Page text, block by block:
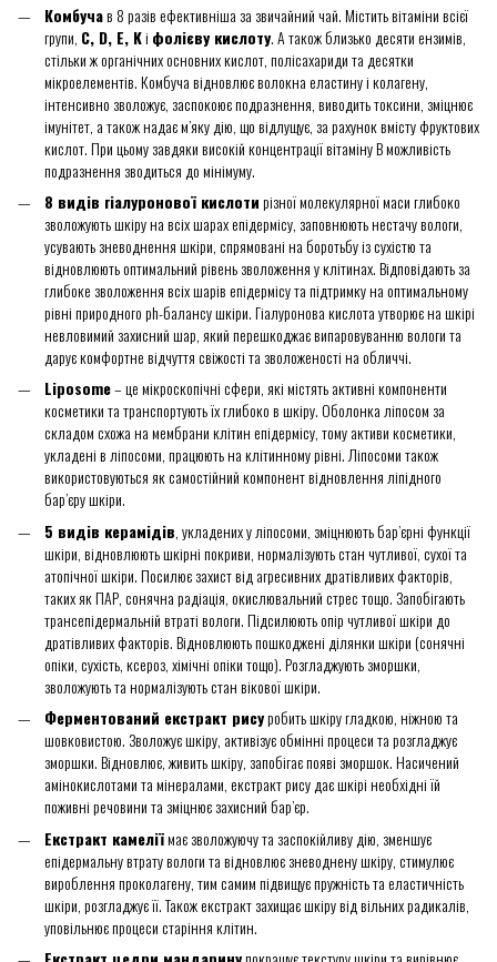
Комбучав 8 разів ефективніша за звичайний чай. Містить вітаміни всієї
групи, С, D, E, Kі фолієву кислоту. А також близько десяти ензимів,
стільки ж органічних основних кислот, полісахариди та десятки
мікроелементів. Комбуча відновлює волокна еластину і колагену,
інтенсивно зволожує, заспокоює подразнення, виводить токсини, зміцнює
імунітет, а також надає м’яку дію, що відлущує, за рахунок вмісту фруктових
кислот. При цьому завдяки високій концентрації вітаміну В можливість
подразнення зводиться до мінімуму.
8 видів гіалуронової кислотирізної молекулярної маси глибоко
зволожують шкіру на всіх шарах епідермісу, заповнюють нестачу вологи,
усувають зневоднення шкіри, спрямовані на боротьбу із сухістю та
відновлюють оптимальний рівень зволоження у клітинах. Відповідають за
глибоке зволоження всіх шарів епідермісу та підтримку на оптимальному
рівні природного ph-балансу шкіри. Гіалуронова кислота утворює на шкірі
невловимий захисний шар, який перешкоджає випаровуванню вологи та
дарує комфортне відчуття свіжості та зволоженості на обличчі.
Liposome– це мікроскопічні сфери, які містять активні компоненти
косметики та транспортують їх глибоко в шкіру. Оболонка ліпосом за
складом схожа на мембрани клітин епідермісу, тому активи косметики,
укладені в ліпосоми, працюють на клітинному рівні. Ліпосоми також
використовуються як самостійний компонент відновлення ліпідного
бар’єру шкіри.
5 видів керамідів, укладених у ліпосоми, зміцнюють бар’єрні функції
шкіри, відновлюють шкірні покриви, нормалізують стан чутливої, сухої та
атопічної шкіри. Посилює захист від агресивних дратівливих факторів,
таких як ПАР, сонячна радіація, окислювальний стрес тощо. Запобігають
трансепідермальній втраті вологи. Підсилюють опір чутливої шкіри до
дратівливих факторів. Відновлюють пошкоджені ділянки шкіри (сонячні
опіки, сухість, ксероз, хімічні опіки тощо). Розгладжують зморшки,
зволожують та нормалізують стан вікової шкіри.
Ферментований екстракт рисуробить шкіру гладкою, ніжною та
шовковистою. Зволожує шкіру, активізує обмінні процеси та розгладжує
зморшки. Відновлює, живить шкіру, запобігає появі зморшок. Насичений
амінокислотами та мінералами, екстракт рису дає шкірі необхідні їй
поживні речовини та зміцнює захисний бар’єр.
Екстракт камеліїмає зволожуючу та заспокійливу дію, зменшує
епідермальну втрату вологи та відновлює зневоднену шкіру, стимулює
вироблення проколагену, тим самим підвищує пружність та еластичність
шкіри, розгладжує її. Також екстракт захищає шкіру від вільних радикалів,
уповільнює процеси старіння клітин.